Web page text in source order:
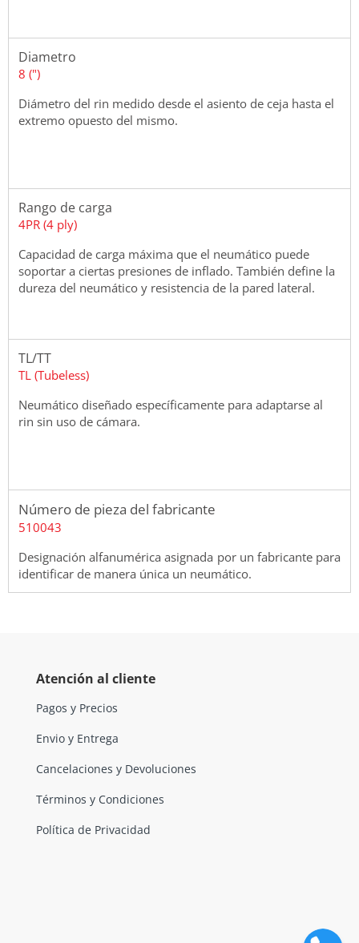
Diametro
8 (")
Diámetro del rin medido desde el asiento de ceja hasta el
extremo opuesto del mismo.
Rango de carga
4PR (4 ply)
Capacidad de carga máxima que el neumático puede
soportar a ciertas presiones de inflado. También define la
dureza del neumático y resistencia de la pared lateral.
TL/TT
TL (Tubeless)
Neumático diseñado específicamente para adaptarse al
rin sin uso de cámara.
Número de pieza del fabricante
510043
Designación alfanumérica asignada por un fabricante para
identificar de manera única un neumático.
Atención al cliente
Pagos y Precios
Envio y Entrega
Cancelaciones y Devoluciones
Términos y Condiciones
Política de Privacidad